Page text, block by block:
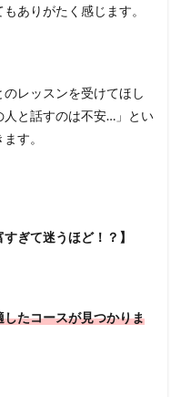
ありがたく感じます。
レッスンを受けてほし
人と話すのは不安…」とい
す。
ぎて迷うほど！？】
たコースが見つかりま